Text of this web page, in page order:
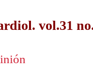
vol.31